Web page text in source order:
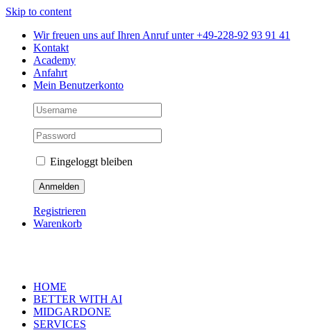
Skip to content
Wir freuen uns auf Ihren Anruf unter +49-228-92 93 91 41
Kontakt
Academy
Anfahrt
Mein Benutzerkonto
Eingeloggt bleiben
Registrieren
Warenkorb
HOME
BETTER WITH AI
MIDGARDONE
SERVICES